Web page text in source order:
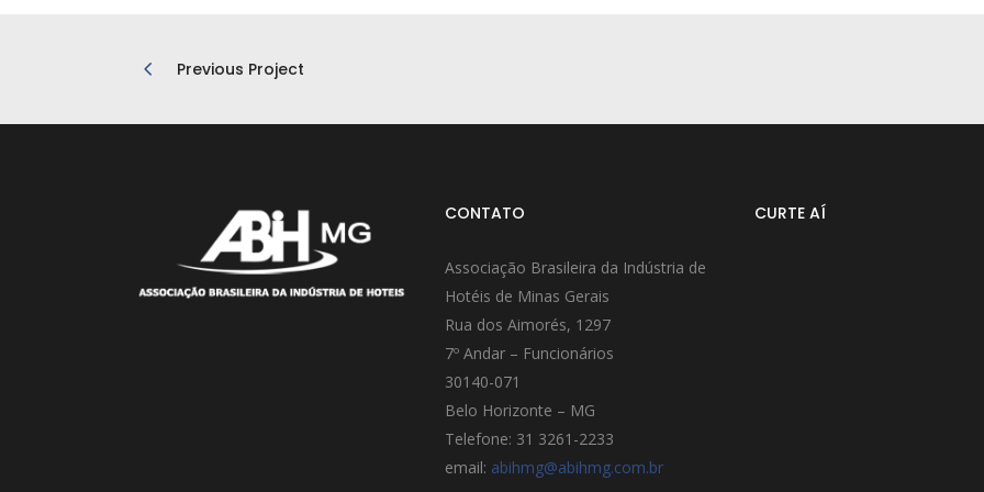
Previous Project
CONTATO
Associação Brasileira da Indústria de
Hotéis de Minas Gerais
Rua dos Aimorés, 1297
7º Andar – Funcionários
30140-071
Belo Horizonte – MG
Telefone: 31 3261-2233
email: abihmg@abihmg.com.br
CURTE AÍ